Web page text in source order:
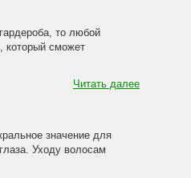
то любой
который сможет
Читать далее
значение для
Уходу волосам